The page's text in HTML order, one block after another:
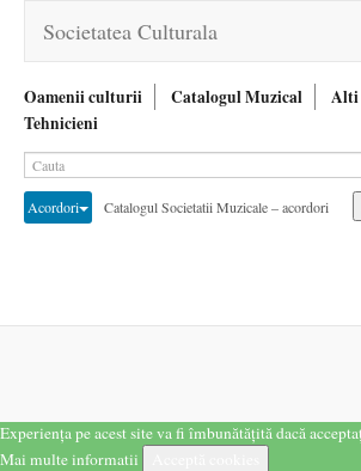
Societatea Culturala
Oamenii culturii Catalogul Muzical
Alti
Tehnicieni
Acordori Catalogul Societatii Muzicale – acordori
Experiența pe acest site va fi îmbunătățită dacă
Mai multe informatii